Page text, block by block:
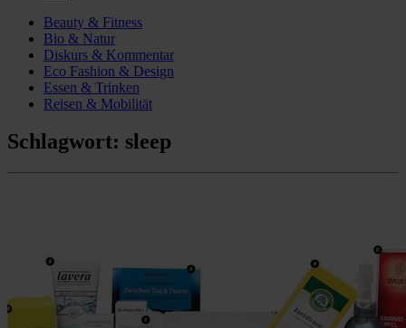
Beauty & Fitness
Bio & Natur
Diskurs & Kommentar
Eco Fashion & Design
Essen & Trinken
Reisen & Mobilität
Schlagwort: sleep